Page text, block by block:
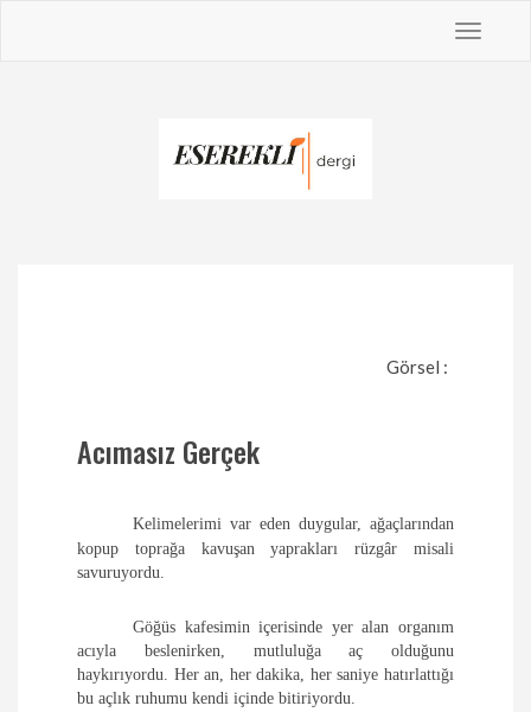
Toggle
Görsel :
Acımasız Gerçek
Kelimelerimi var eden duygular, ağaçlarından
kopup toprağa kavuşan yaprakları rüzgâr misali
savuruyordu.
Göğüs kafesimin içerisinde yer alan organım
acıyla beslenirken, mutluluğa aç olduğunu
haykırıyordu. Her an, her dakika, her saniye hatırlattığı
bu açlık ruhumu kendi içinde bitiriyordu.